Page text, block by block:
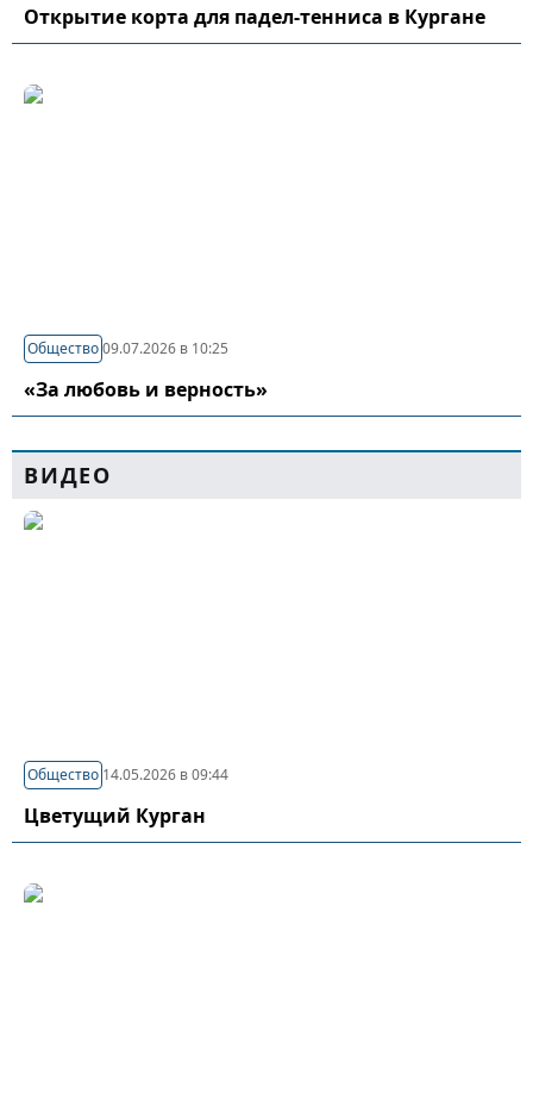
Открытие корта для падел-тенниса в Кургане
Общество09.07.2026 в 10:25
«За любовь и верность»
ВИДЕО
Общество 14.05.2026 в 09:44
Цветущий Курган